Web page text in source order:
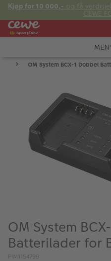
Kjøp for 10 000,- og få
CEWE
Fre:
KAMERA
FOTOTILBEHØR
LYS OG STUDIO
INSTANTFOTO
ALBUM
Kampanjer
OM System BCX-1 Dobbel
OM System
Batterilader for
PIM1154799